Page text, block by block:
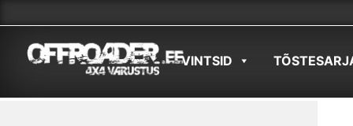
content
VINTSID